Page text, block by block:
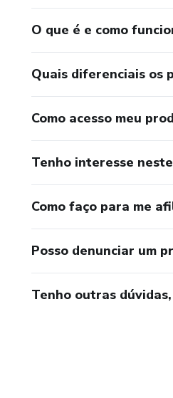
6- PSICOLOGIA DOS
8- LINHAS DE
10- PADROES DE
11- PIVOT - ALTA/BAIXA
ESPELHAMENTO A/V
13- MINHAS
O que é e como
Quais diferenciais os
Como acesso meu
Tenho interesse
Como faço para me
Posso denunciar um
Tenho outras